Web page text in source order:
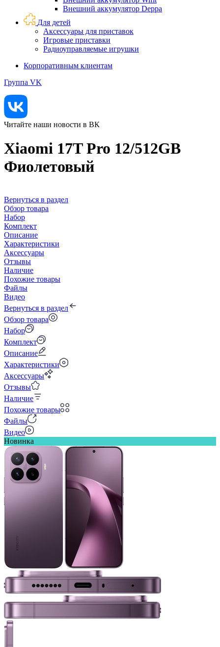
Внешний аккумулятор Deppa
Для детей
Аксессуары для приставок
Игровые приставки
Радиоуправляемые игрушки
Корпоративным клиентам
Группа VK
Читайте наши новости в ВК
Xiaomi 17T Pro 12/512GB
Фиолетовый
Вернуться в раздел
Обзор товара
Набор
Комплект
Описание
Характеристики
Аксессуары
Отзывы
Наличие
Похожие товары
Файлы
Видео
Вернуться в раздел
Обзор товара
Набор
Комплект
Описание
Характеристики
Аксессуары
Отзывы
Наличие
Похожие товары
Файлы
Видео
Новинка